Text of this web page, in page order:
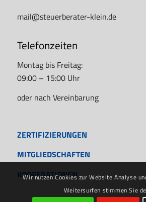
mail@steuerberater-klein.de
Telefonzeiten
Montag bis Freitag:
09:00 – 15:00 Uhr
oder nach Vereinbarung
ZERTIFIZIERUNGEN
MITGLIEDSCHAFTEN
KOOPERATIONEN
Wir nutzen Cookies zur Website Analyse
Weitersurfen stimmen Sie